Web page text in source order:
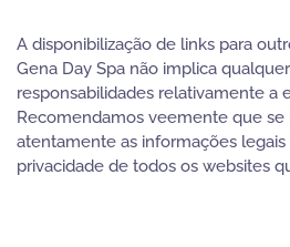
A disponibilização de links para
Gena Day Spa não implica
responsabilidades relativamente a
Recomendamos veemente que se
atentamente as informações
privacidade de todos os websites